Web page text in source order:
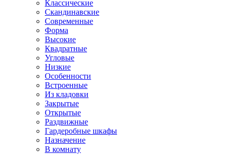
Классические
Скандинавские
Современные
Форма
Высокие
Квадратные
Угловые
Низкие
Особенности
Встроенные
Из кладовки
Закрытые
Открытые
Раздвижные
Гардеробные шкафы
Назначение
В комнату